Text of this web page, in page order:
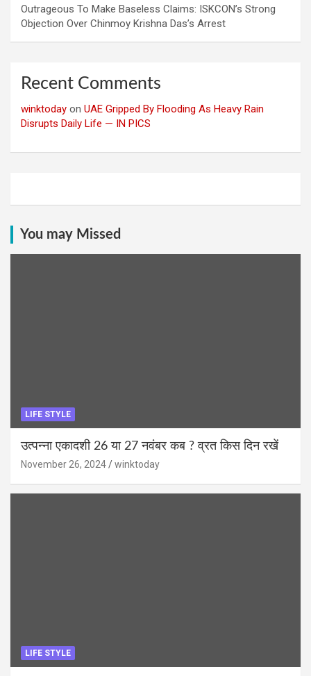
Outrageous To Make Baseless Claims: ISKCON’s Strong
Objection Over Chinmoy Krishna Das’s Arrest
Recent Comments
winktoday on UAE Gripped By Flooding As Heavy Rain
Disrupts Daily Life — IN PICS
You may Missed
LIFE STYLE
उत्पन्ना एकादशी 26 या 27 नवंबर कब ? व्रत किस दिन रखें
November 26, 2024 winktoday
LIFE STYLE